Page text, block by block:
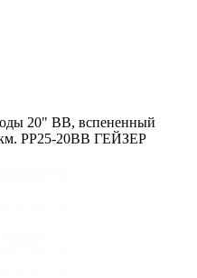
20" BB, вспененный
PP25-20BB ГЕЙЗЕР